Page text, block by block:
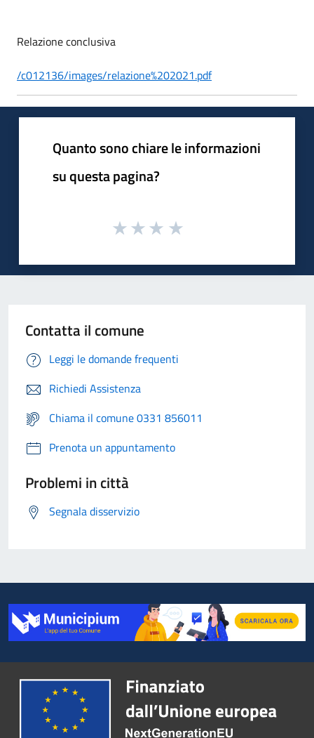
Relazione conclusiva
/c012136/images/relazione%202021.pdf
Quanto sono chiare le informazioni
su questa pagina?
Contatta il comune
Leggi le domande frequenti
Richiedi Assistenza
Chiama il comune 0331 856011
Prenota un appuntamento
Problemi in città
Segnala disservizio